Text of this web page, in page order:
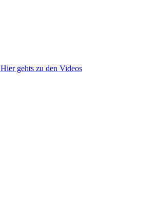
Hier gehts zu den Videos